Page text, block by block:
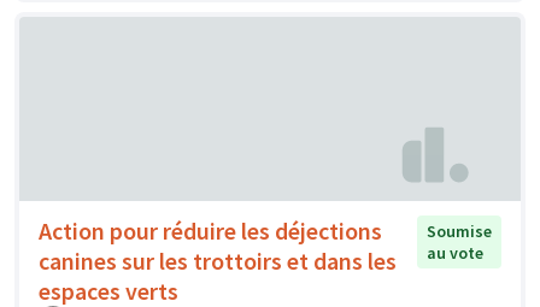
Action pour réduire les déjections
canines sur les trottoirs et dans les
espaces verts
Soumise
au vote